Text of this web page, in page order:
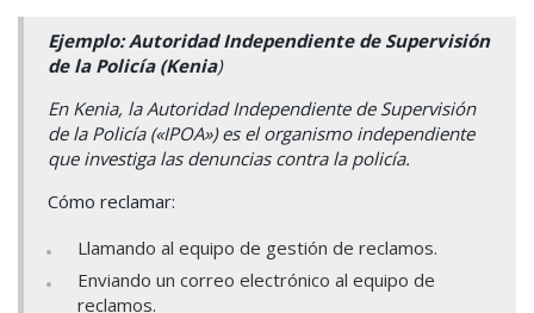
Ejemplo: Autoridad Independiente de Supervisión
de la Policía (Kenia)
En Kenia, la Autoridad Independiente de Supervisión
de la Policía («IPOA») es el organismo independiente
que investiga las denuncias contra la policía.
Cómo reclamar:
Llamando al equipo de gestión de reclamos.
Enviando un correo electrónico al equipo de
reclamos.